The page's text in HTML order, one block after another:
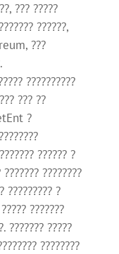
??? ?????
??????,
???
??????????
??? ??
?
?????? ?
????????
????????? ?
???????
??????? ?????
????????